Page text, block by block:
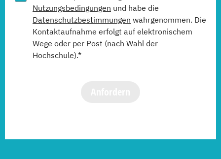
Nutzungsbedingungen und habe die
Datenschutzbestimmungen wahrgenommen. Die
Kontaktaufnahme erfolgt auf elektronischem
Wege oder per Post (nach Wahl der
Hochschule).*